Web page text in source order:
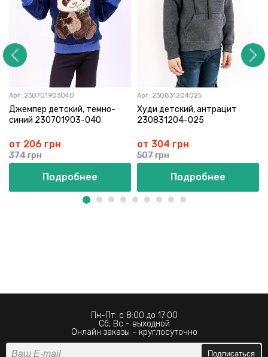
Арт: 230701903040
Джемпер детский, темно-
синий 230701903-040
от 206 грн
374 грн
Подробнее
Арт: 230831204025
Худи детский, антрацит
230831204-025
от 304 грн
507 грн
Подробнее
Пн-Пт: с 8:00 до 17:00
Сб, Вс - выходной
Онлайн заказы - круглосуточно
Подписаться